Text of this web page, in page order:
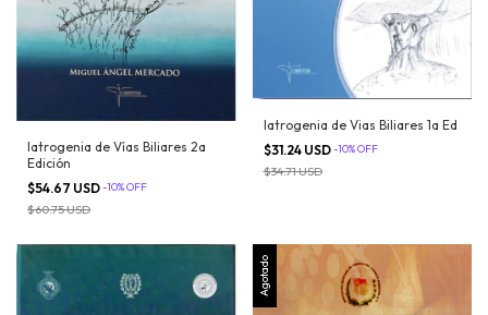
Iatrogenia de Vías Biliares 2a
Edición
$54.67 USD-10%OFF
$60.75 USD
Iatrogenia de Vias Biliares 1a Ed
$31.24 USD-10%OFF
$34.71 USD
Agotado